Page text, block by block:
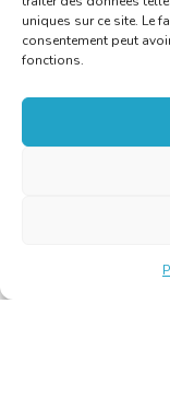
uniques sur ce site. Le
consentement peut
fonctions.